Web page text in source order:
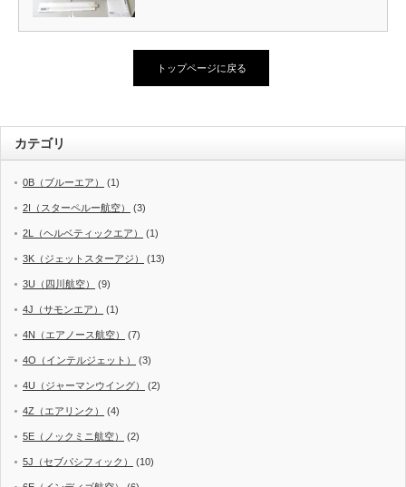
トップページに戻る
カテゴリ
0B（ブルーエア） (1)
2I（スターペルー航空） (3)
2L（ヘルベティックエア） (1)
3K（ジェットスターアジ） (13)
3U（四川航空） (9)
4J（サモンエア） (1)
4N（エアノース航空） (7)
4O（インテルジェット） (3)
4U（ジャーマンウイング） (2)
4Z（エアリンク） (4)
5E（ノックミニ航空） (2)
5J（セブパシフィック） (10)